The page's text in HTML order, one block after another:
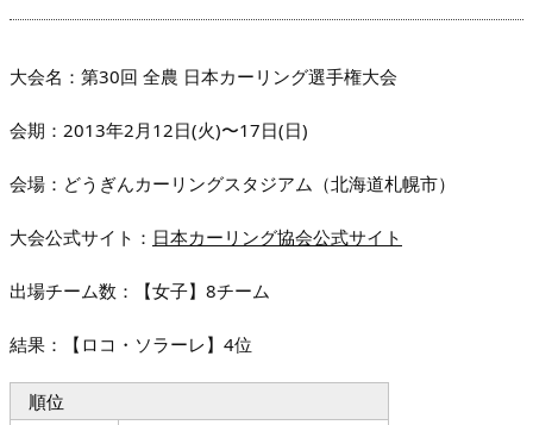
大会名：第30回 全農 日本カーリング選手権大会
会期：2013年2月12日(火)〜17日(日)
会場：どうぎんカーリングスタジアム（北海道札幌市）
大会公式サイト： 日本カーリング協会公式サイト
出場チーム数：【女子】8チーム
結果：【ロコ・ソラーレ】4位
順位